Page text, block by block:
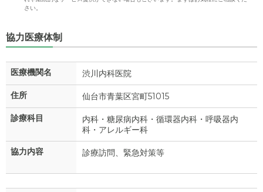
さい。
協力医療体制
医療機関名 渋川内科医院
住所 仙台市青葉区宮町51015
診療科目
内科・糖尿病内科・循環器内科・呼吸器内
科・アレルギー科
協力内容 診療訪問、緊急対策等